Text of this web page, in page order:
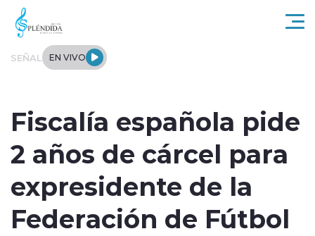
Click acá para ir directamente al contenido
SEÑAL EN VIVO
Tendencias
Internacional
Fiscalía española pide
2 años de cárcel para
expresidente de la
Federación de Fútbol